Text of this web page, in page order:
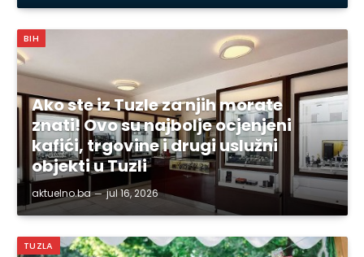
BIH
Ako ste iz Tuzle za njih morate
znati! Ovo su najbolje ocjenjeni
kafići, trgovine i drugi uslužni
objekti u Tuzli
aktuelno.ba jul 16, 2026
TUZLA